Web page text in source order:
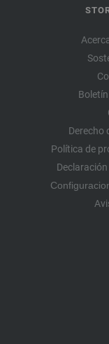
Derecho
Política de